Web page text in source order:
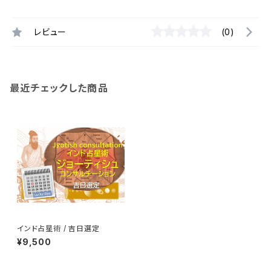
レビュー (0)
最近チェックした商品
インド占星術 / 吉日選定
¥9,500